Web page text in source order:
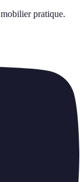
mobilier pratique.